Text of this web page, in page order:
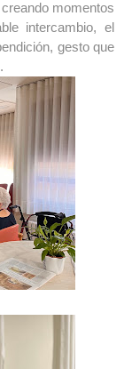
momentos
intercambio, el
gesto que